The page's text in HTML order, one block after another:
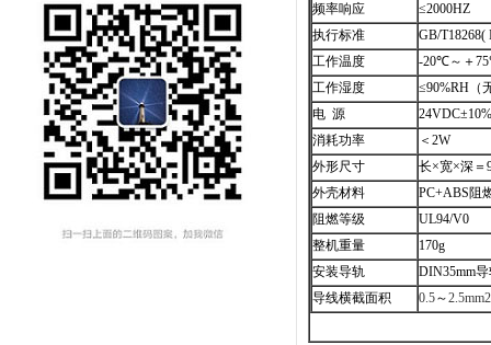
频率响应
≤2000HZ
执行标准
GB/
工作温度
-20℃～＋
工作湿度
≤90%RH（
电 源
24VDC±10%
消耗功率
＜2W
外形尺寸
长×宽×深＝
外壳材料
PC+ABS阻
阻燃等级
UL94/V0
整机重量
170g
安装导轨
DIN35mm
导线横截面积
0.5～2.5mm